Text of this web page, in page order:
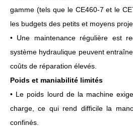
gamme (tels que le CE460-7 et le
les budgets des petits et moyens
• Une maintenance régulière est
système hydraulique peuvent
coûts de réparation élevés.
Poids et maniabilité limités
• Le poids lourd de la machine
charge, ce qui rend difficile la
confinés.